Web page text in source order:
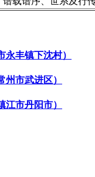
丰镇下沈村）
市武进区）
市丹阳市）